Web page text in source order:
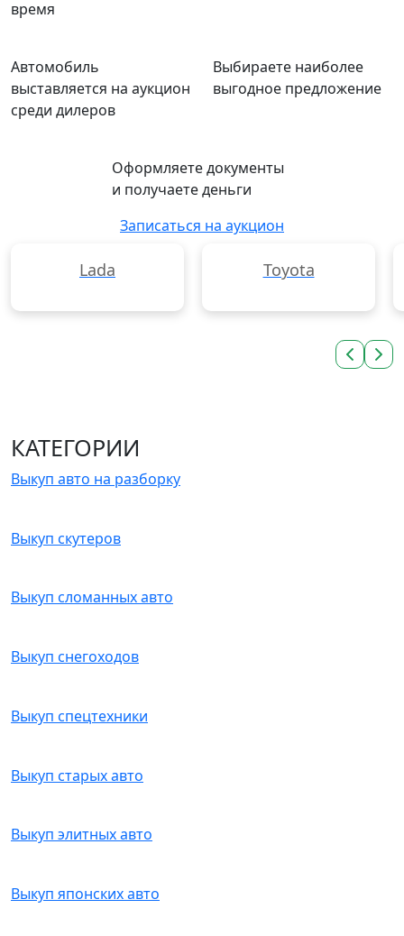
время
Автомобиль
выставляется на аукцион
среди дилеров
Выбираете наиболее
выгодное предложение
Оформляете документы
и получаете деньги
Записаться на аукцион
Lada Toyota
КАТЕГОРИИ
Выкуп авто на разборку
Выкуп скутеров
Выкуп сломанных авто
Выкуп снегоходов
Выкуп спецтехники
Выкуп старых авто
Выкуп элитных авто
Выкуп японских авто